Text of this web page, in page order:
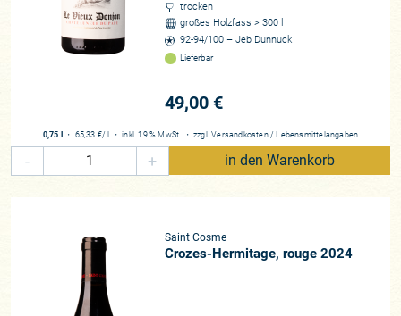
trocken
großes Holzfass > 300 l
92-94/100 – Jeb Dunnuck
Lieferbar
49,00 €
0,75 l ・ 65,33 €/ l ・inkl. 19 % MwSt. ・ zzgl.Versandkosten / Lebensmittelangaben
- + in den Warenkorb
Saint Cosme
Crozes-Hermitage, rouge 2024